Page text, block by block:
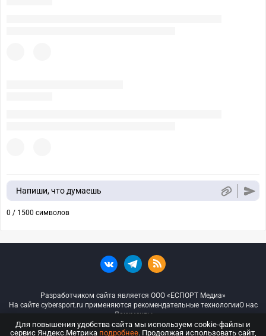
Напиши, что думаешь
0 / 1500 символов
Разработчиком сайта является ООО «ЕСПОРТ Медиа»
На сайте cybersport.ru применяются рекомендательные технологииО нас
Документы
© ООО «Киберспорт.ру» — Все права защищены
Для повышения удобства сайта мы используем cookie-файлы и
сервис Яндекс.Метрика подробнее. Продолжая использовать сайт,